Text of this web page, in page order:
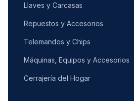
Llaves y Carcasas
Repuestos y Accesorios
Telemandos y Chips
Máquinas, Equipos y Accesorios
Cerrajería del Hogar